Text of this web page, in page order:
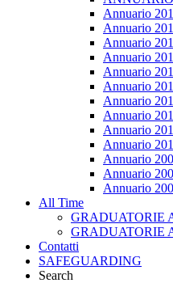
Annuario
Annuario
Annuario
Annuario
Annuario
Annuario
Annuario
Annuario
Annuario
Annuario
Annuario
Annuario
Annuario
All Time
GRADUATORIE
GRADUATORIE
Contatti
SAFEGUARDING
Search